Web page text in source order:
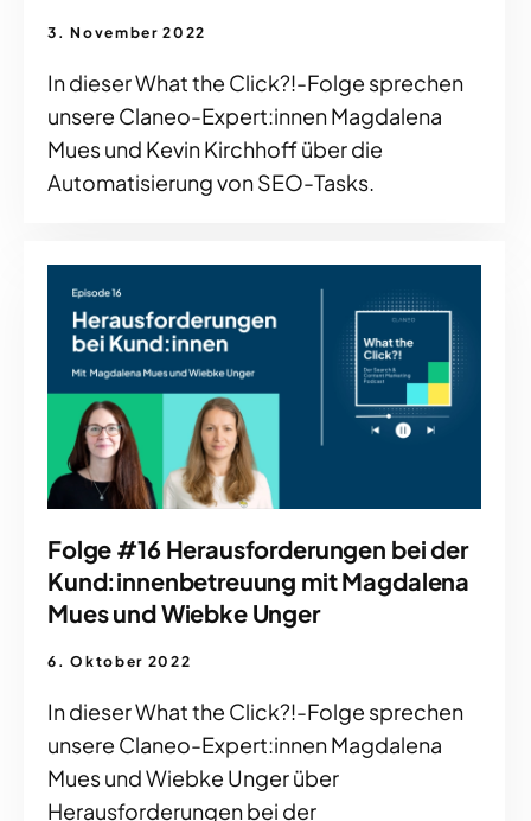
3. November 2022
In dieser What the Click?!-Folge sprechen
unsere Claneo-Expert:innen Magdalena
Mues und Kevin Kirchhoff über die
Automatisierung von SEO-Tasks.
Folge #16 Herausforderungen bei der
Kund:innenbetreuung mit Magdalena
Mues und Wiebke Unger
6. Oktober 2022
In dieser What the Click?!-Folge sprechen
unsere Claneo-Expert:innen Magdalena
Mues und Wiebke Unger über
Herausforderungen bei der